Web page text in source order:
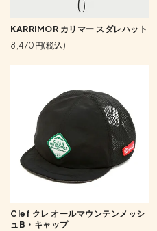
KARRIMOR カリマー スダレハット
8,470円(税込)
Clef クレ オールマウンテンメッシ
ュB・キャップ